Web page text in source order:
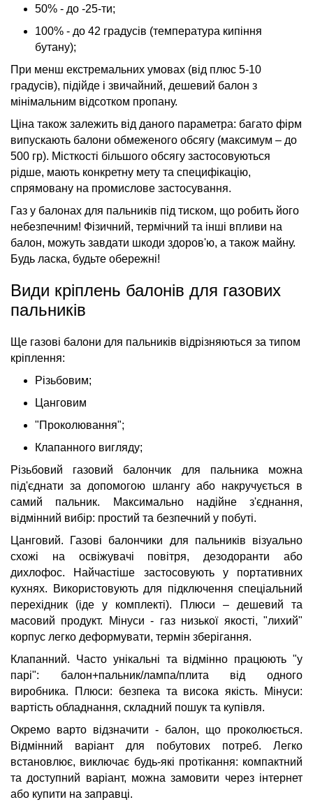
50% - до -25-ти;
100% - до 42 градусів (температура кипіння
бутану);
При менш екстремальних умовах (від плюс 5-10
градусів), підійде і звичайний, дешевий балон з
мінімальним відсотком пропану.
Ціна також залежить від даного параметра: багато фірм
випускають балони обмеженого обсягу (максимум – до
500 гр). Місткості більшого обсягу застосовуються
рідше, мають конкретну мету та специфікацію,
спрямовану на промислове застосування.
Газ у балонах для пальників під тиском, що робить його
небезпечним! Фізичний, термічний та інші впливи на
балон, можуть завдати шкоди здоров'ю, а також майну.
Будь ласка, будьте обережні!
Види кріплень балонів для газових
пальників
Ще газові балони для пальників відрізняються за типом
кріплення:
Різьбовим;
Цанговим
"Проколювання";
Клапанного вигляду;
Різьбовий газовий балончик для пальника можна
під'єднати за допомогою шлангу або накручується в
самий пальник. Максимально надійне з'єднання,
відмінний вибір: простий та безпечний у побуті.
Цанговий. Газові балончики для пальників візуально
схожі на освіжувачі повітря, дезодоранти або
дихлофос. Найчастіше застосовують у портативних
кухнях. Використовують для підключення спеціальний
перехідник (іде у комплекті). Плюси – дешевий та
масовий продукт. Мінуси - газ низької якості, "лихий"
корпус легко деформувати, термін зберігання.
Клапанний. Часто унікальні та відмінно працюють "у
парі": балон+пальник/лампа/плита від одного
виробника. Плюси: безпека та висока якість. Мінуси:
вартість обладнання, складний пошук та купівля.
Окремо варто відзначити - балон, що проколюється.
Відмінний варіант для побутових потреб. Легко
встановлює, виключає будь-які протікання: компактний
та доступний варіант, можна замовити через інтернет
або купити на заправці.